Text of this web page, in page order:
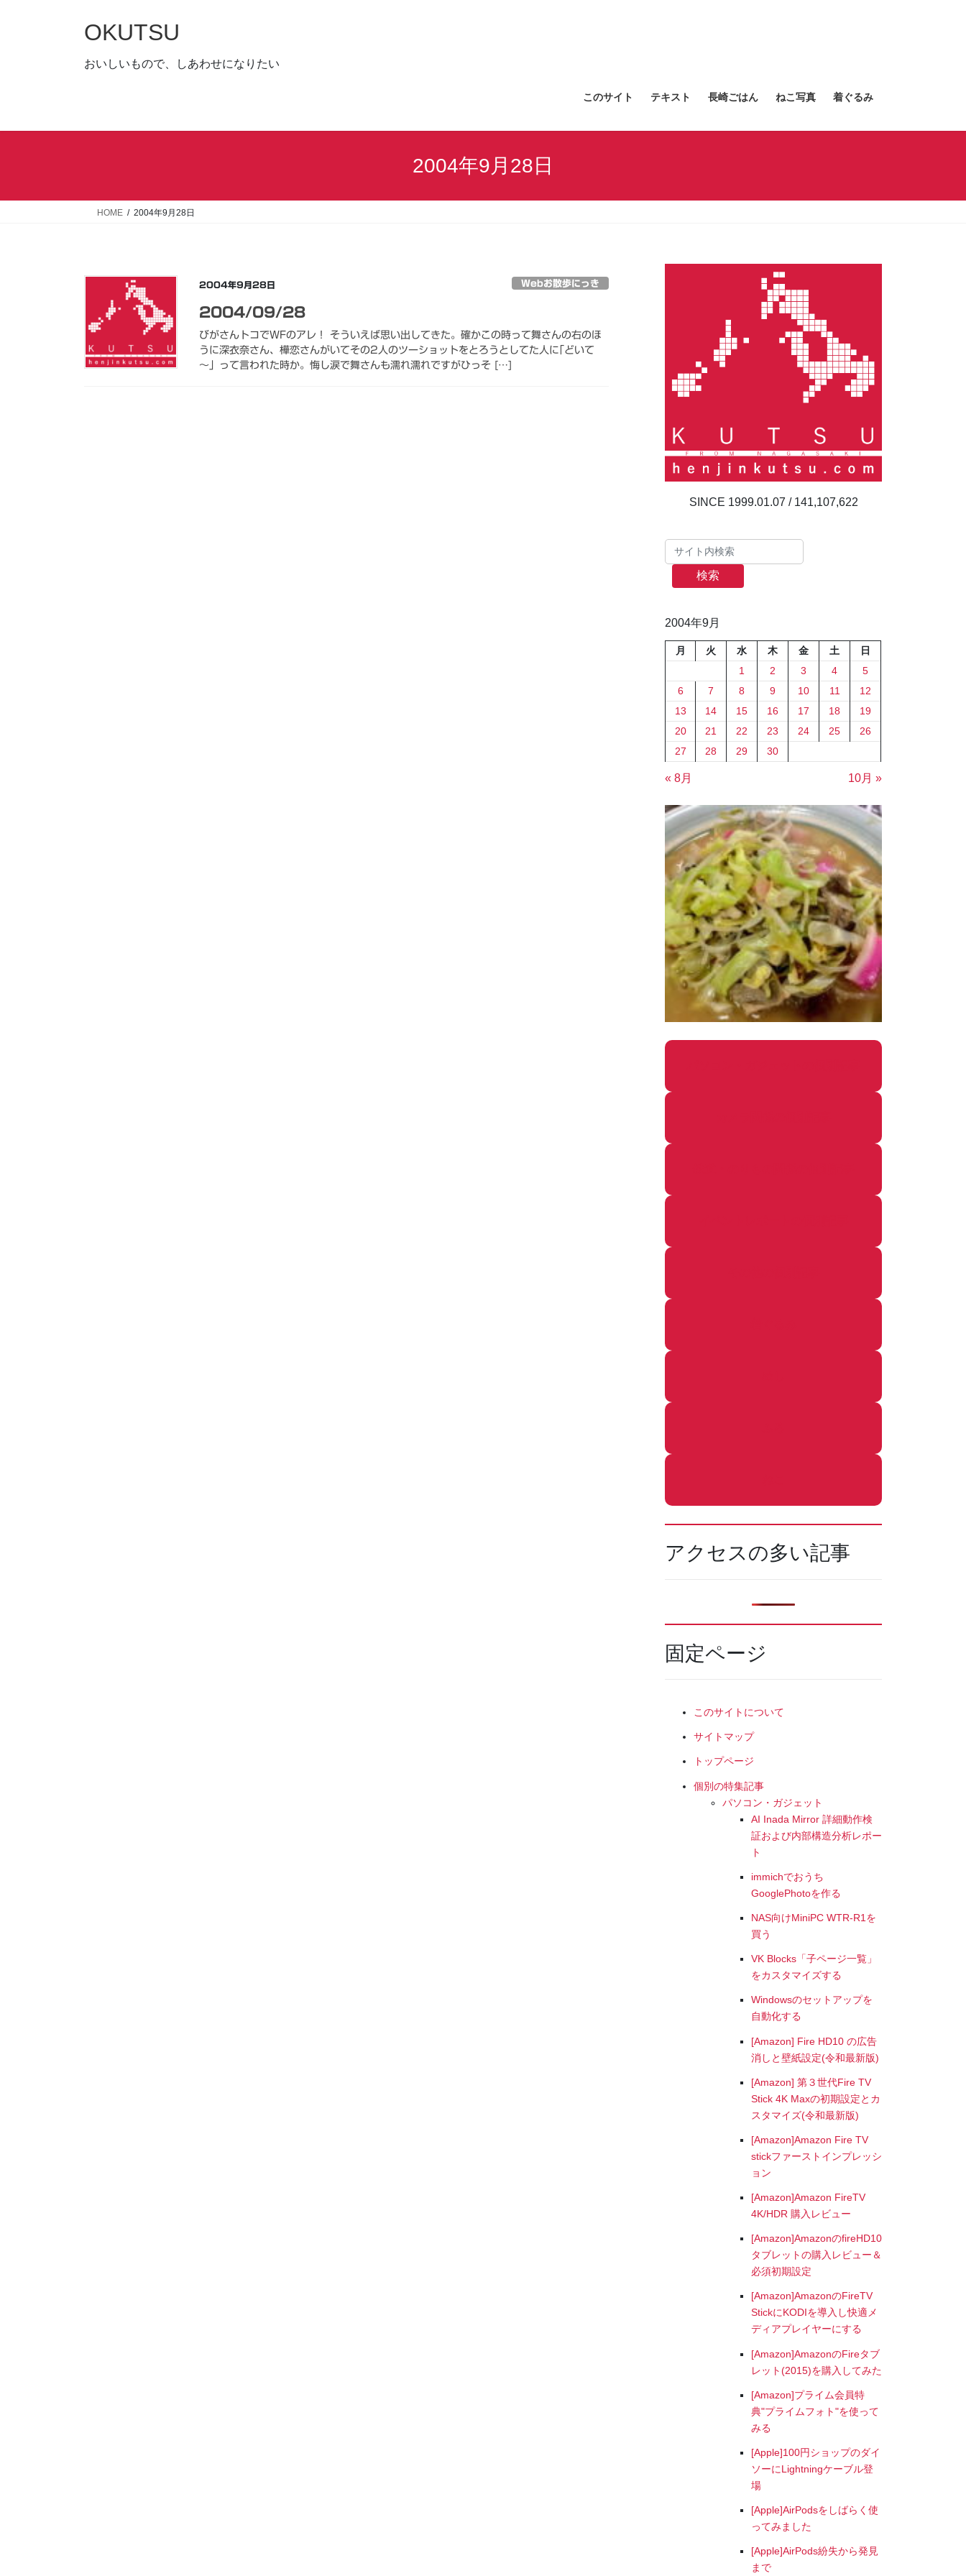
キ
に
OKUTSU
おいしいもので、しあわせになりたい
このサイト テキスト 長崎ごはん ねこ写真 着ぐるみ
2004年9月28日
HOME 2004年9月28日
2004年9月28日 Webお散歩にっき
2004/09/28
びがさんトコでWFのアレ！ そういえば思い出してきた。確かこの時って舞さんの右のほ
うに深衣奈さん、樺恋さんがいてその2人のツーショットをとろうとしてた人に｢どいて
～」って言われた時か。悔し涙で舞さんも濡れ濡れですがひっそ […]
141,107,622
検索
2004年9月
月 火 水 木 金 土
日
1
2 3 4
5
6
7 8 9 10 11
12
13
14 15 16 17 18
19
20
21 22 23 24 25
26
27
28 29 30
« 8月 10月 »
アクセスの多い記事
固定ページ
このサイトについて
サイトマップ
トップページ
個別の特集記事
パソコン・ガジェット
AI Inada Mirror 詳細動作検
証および内部構造分析レポー
ト
immichでおうち
GooglePhotoを作る
NAS向けMiniPC WTR-R1を
買う
VK Blocks「子ページ一覧」
をカスタマイズする
Windowsのセットアップを
自動化する
[Amazon] Fire HD10 の広告
消しと壁紙設定(令和最新版)
[Amazon] 第３世代Fire TV
Stick 4K Maxの初期設定とカ
スタマイズ(令和最新版)
[Amazon]Amazon Fire TV
stickファーストインプレッシ
ョン
[Amazon]Amazon FireTV
4K/HDR 購入レビュー
[Amazon]AmazonのfireHD10
タブレットの購入レビュー＆
必須初期設定
[Amazon]AmazonのFireTV
StickにKODIを導入し快適メ
ディアプレイヤーにする
[Amazon]AmazonのFireタブ
レット(2015)を購入してみた
[Amazon]プライム会員特
典"プライムフォト"を使って
みる
[Apple]100円ショップのダイ
ソーにLightningケーブル登
場
[Apple]AirPodsをしばらく使
ってみました
[Apple]AirPods紛失から発見
まで